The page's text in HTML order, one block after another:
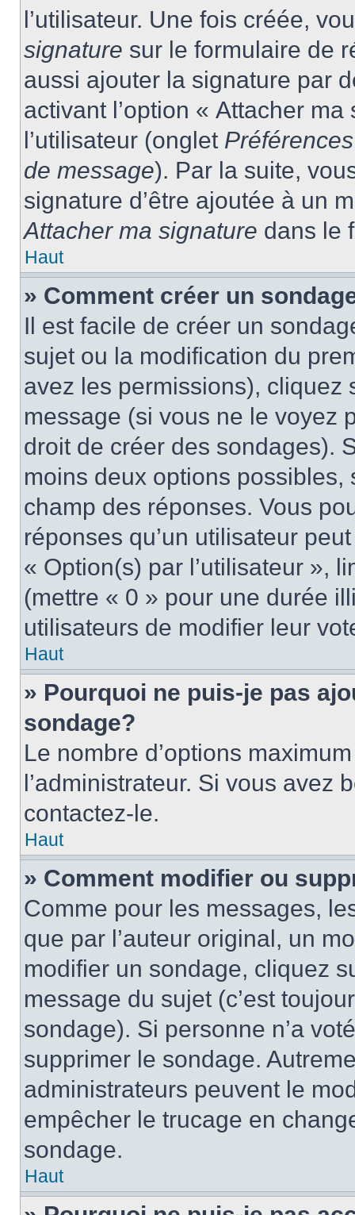
l’utilisateur. Une fois créée,
signature sur le formulaire de
aussi ajouter la signature par
activant l’option « Attacher
l’utilisateur (onglet
de message). Par la suite,
signature d’être ajoutée à un
Attacher ma signature dans le
Haut
» Comment créer un
Il est facile de créer un
sujet ou la modification du
avez les permissions), cliquez
message (si vous ne le voyez
droit de créer des sondages).
moins deux options
champ des réponses. Vous
réponses qu’un utilisateur
« Option(s) par l’utilisateur »,
(mettre « 0 » pour une durée
utilisateurs de modifier leur
Haut
» Pourquoi ne puis-je pas
sondage?
Le nombre d’options
l’administrateur. Si vous avez
contactez-le.
Haut
» Comment modifier ou
Comme pour les messages,
que par l’auteur original, un
modifier un sondage, cliquez
message du sujet (c’est
sondage). Si personne n’a
supprimer le sondage.
administrateurs peuvent le
empêcher le trucage en
sondage.
Haut